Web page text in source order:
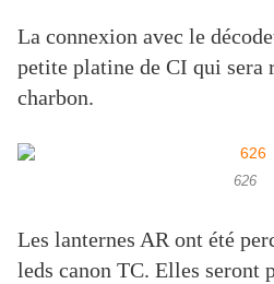
La connexion avec le
petite platine de CI qui sera
charbon.
626
Les lanternes AR ont été
leds canon TC. Elles seront